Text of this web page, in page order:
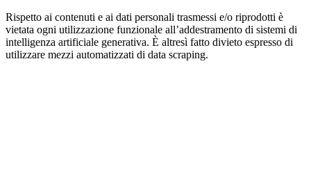
Rispetto ai contenuti e ai dati personali trasmessi e/o riprodotti è
vietata ogni utilizzazione funzionale all’addestramento di sistemi di
intelligenza artificiale generativa. È altresì fatto divieto espresso di
utilizzare mezzi automatizzati di data scraping.